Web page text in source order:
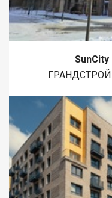
аптеки на любой
Квартира без
полностью готовы,
сделку. Приезжайте на
вживую. Звоните или
ГРАНДСТРОЙ